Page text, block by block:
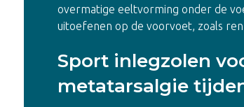
overmatige eeltvorming onder de
uitoefenen op de voorvoet, zoals
Sport inlegzolen
metatarsalgie